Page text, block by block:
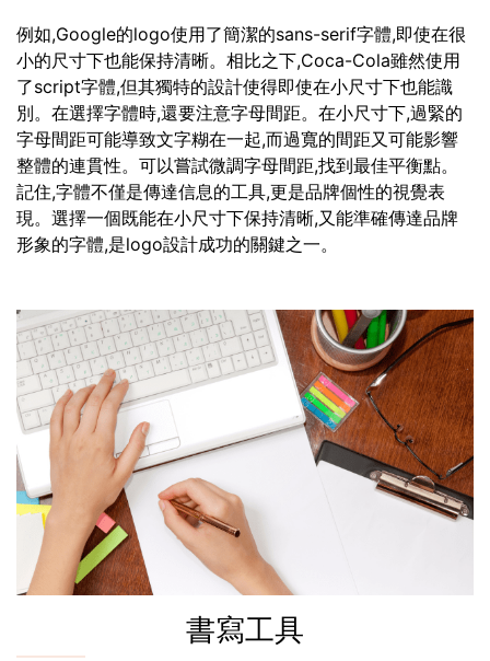
例如,Google的logo使用了簡潔的sans-serif字體,即使在很
小的尺寸下也能保持清晰。相比之下,Coca-Cola雖然使用
了script字體,但其獨特的設計使得即使在小尺寸下也能識
別。在選擇字體時,還要注意字母間距。在小尺寸下,過緊的
字母間距可能導致文字糊在一起,而過寬的間距又可能影響
整體的連貫性。可以嘗試微調字母間距,找到最佳平衡點。
記住,字體不僅是傳達信息的工具,更是品牌個性的視覺表
現。選擇一個既能在小尺寸下保持清晰,又能準確傳達品牌
形象的字體,是logo設計成功的關鍵之一。
書寫工具